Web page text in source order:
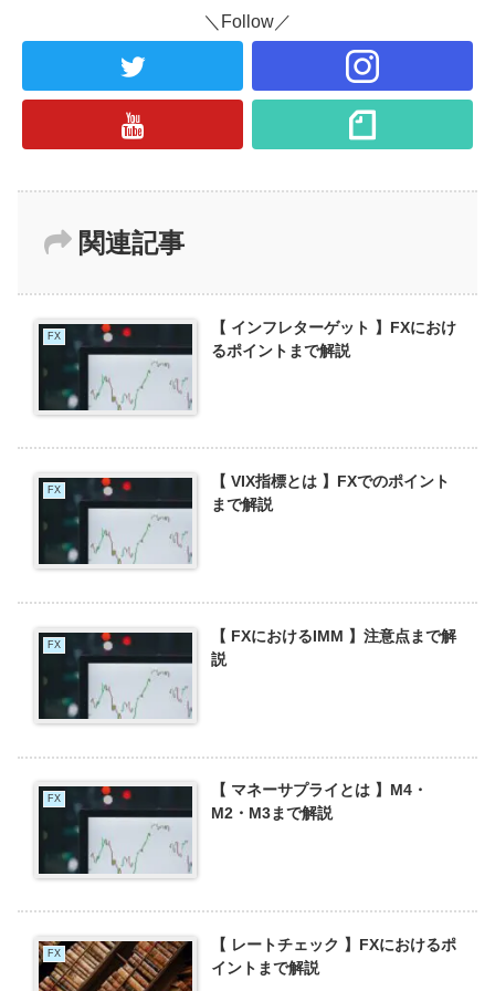
＼Follow／
関連記事
FX
【 インフレターゲット 】FXにおけ
るポイントまで解説
FX
【 VIX指標とは 】FXでのポイント
まで解説
FX
【 FXにおけるIMM 】注意点まで解
説
FX
【 マネーサプライとは 】M4・
M2・M3まで解説
FX
【 レートチェック 】FXにおけるポ
イントまで解説